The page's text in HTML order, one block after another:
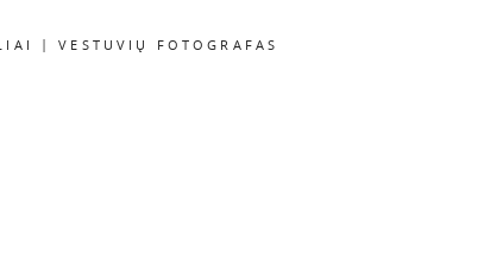
| VESTUVIŲ FOTOGRAFAS